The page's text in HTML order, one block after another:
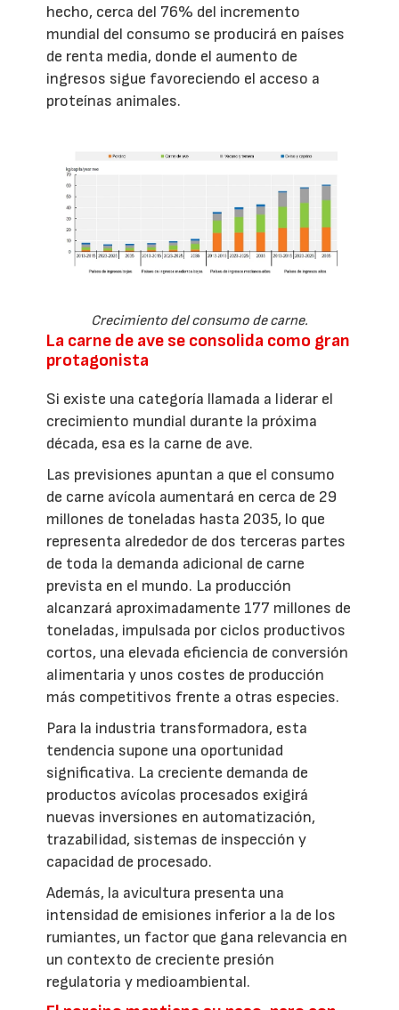
hecho, cerca del 76% del incremento
mundial del consumo se producirá en países
de renta media, donde el aumento de
ingresos sigue favoreciendo el acceso a
proteínas animales.
Crecimiento del consumo de carne.
La carne de ave se consolida como gran
protagonista
Si existe una categoría llamada a liderar el
crecimiento mundial durante la próxima
década, esa es la carne de ave.
Las previsiones apuntan a que el consumo
de carne avícola aumentará en cerca de 29
millones de toneladas hasta 2035, lo que
representa alrededor de dos terceras partes
de toda la demanda adicional de carne
prevista en el mundo. La producción
alcanzará aproximadamente 177 millones de
toneladas, impulsada por ciclos productivos
cortos, una elevada eficiencia de conversión
alimentaria y unos costes de producción
más competitivos frente a otras especies.
Para la industria transformadora, esta
tendencia supone una oportunidad
significativa. La creciente demanda de
productos avícolas procesados exigirá
nuevas inversiones en automatización,
trazabilidad, sistemas de inspección y
capacidad de procesado.
Además, la avicultura presenta una
intensidad de emisiones inferior a la de los
rumiantes, un factor que gana relevancia en
un contexto de creciente presión
regulatoria y medioambiental.